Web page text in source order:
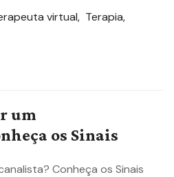
virtual, Terapia,
um
os Sinais
Conheça os Sinais